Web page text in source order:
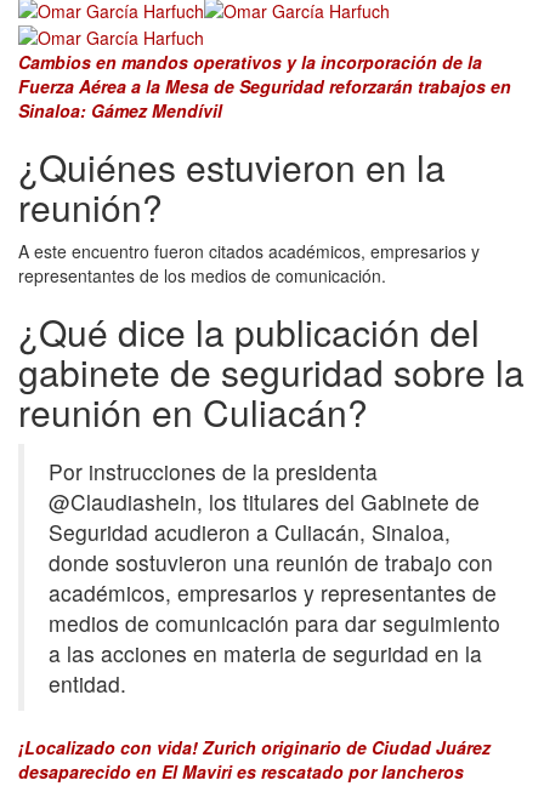
Cambios en mandos operativos y la incorporación de la
Fuerza Aérea a la Mesa de Seguridad reforzarán trabajos en
Sinaloa: Gámez Mendívil
¿Quiénes estuvieron en la
reunión?
A este encuentro fueron citados académicos, empresarios y
representantes de los medios de comunicación.
¿Qué dice la publicación del
gabinete de seguridad sobre la
reunión en Culiacán?
Por instrucciones de la presidenta
@Claudiashein, los titulares del Gabinete de
Seguridad acudieron a Culiacán, Sinaloa,
donde sostuvieron una reunión de trabajo con
académicos, empresarios y representantes de
medios de comunicación para dar seguimiento
a las acciones en materia de seguridad en la
entidad.
¡Localizado con vida! Zurich originario de Ciudad Juárez
desaparecido en El Maviri es rescatado por lancheros